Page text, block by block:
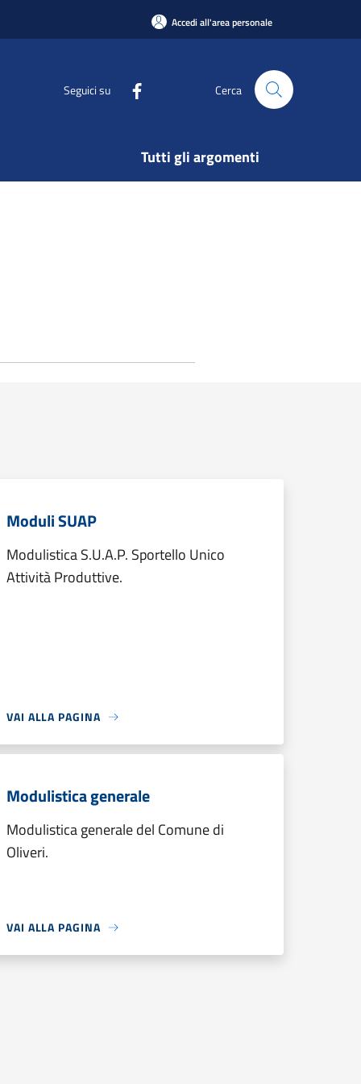
Accedi all'area personale
Seguici su Cerca
Tutti gli argomenti
Moduli SUAP
Modulistica S.U.A.P. Sportello Unico
Attività Produttive.
VAI ALLA PAGINA
Modulistica generale
Modulistica generale del Comune di
Oliveri.
VAI ALLA PAGINA